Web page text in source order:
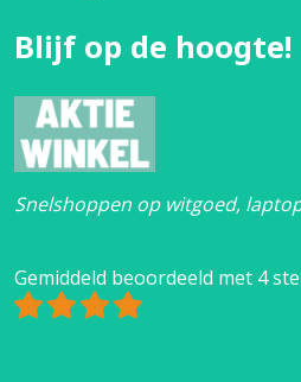
Blijf op de hoogte!
Snelshoppen op witgoed,
Gemiddeld beoordeeld met 4